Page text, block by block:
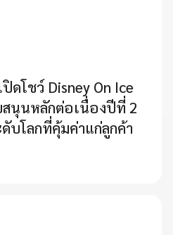
ดโชว์ Disney On Ice
นุนหลักต่อเนื่องปีที่ 2
บโลกที่คุ้มค่าแก่ลูกค้า